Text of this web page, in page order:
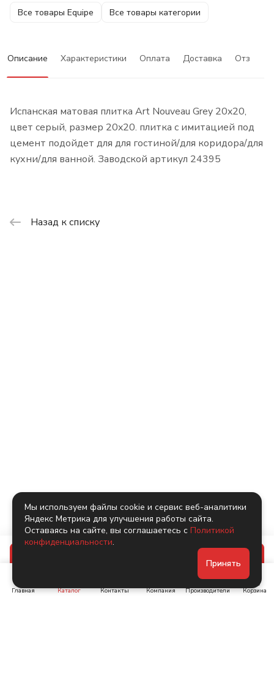
Все товары Equipe Все товары категории
Описание Характеристики Оплата Доставка Отзывы
Испанская матовая плитка Art Nouveau Grey 20x20,
цвет серый, размер 20x20. плитка с имитацией под
цемент подойдет для для гостиной/для коридора/для
кухни/для ванной. Заводской артикул 24395
Назад к списку
Главная Каталог Контакты Компания Производители Корзина
Мы используем файлы cookie и сервис веб-аналитики
Яндекс Метрика для улучшения работы сайта.
Оставаясь на сайте, вы соглашаетесь с Политикой
конфиденциальности.
Принять